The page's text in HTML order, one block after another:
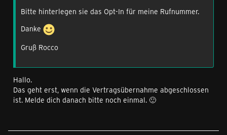
Bitte hinterlegen sie das Opt-In für meine Rufnummer.
Danke
Gruß Rocco
Hallo.
Das geht erst, wenn die Vertragsübernahme abgeschlossen
ist. Melde dich danach bitte noch einmal. 🙂